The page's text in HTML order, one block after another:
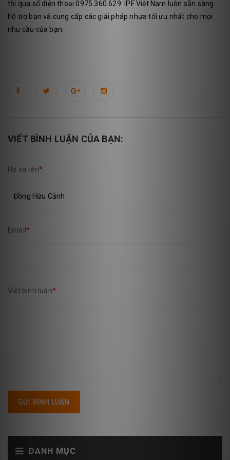
DANH MỤC
tôi qua số điện thoại 0975.360.629. IPF Việt Nam luôn sẵn sàng
hỗ trợ bạn và cung cấp các giải pháp nhựa tối ưu nhất cho mọi
nhu cầu của bạn.
VIẾT BÌNH LUẬN CỦA BẠN:
Họ và tên*
Email *
Viết bình luận*
GỬI BÌNH LUẬN